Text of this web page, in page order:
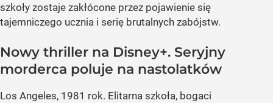
szkoły zostaje zakłócone przez pojawienie się
tajemniczego ucznia i serię brutalnych zabójstw.
Nowy thriller na Disney+. Seryjny
morderca poluje na nastolatków
Los Angeles, 1981 rok. Elitarna szkoła, bogaci